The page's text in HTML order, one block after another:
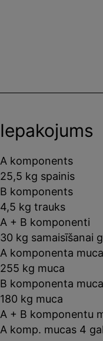
Iepakojums
A komponents
25,5 kg spainis
B komponents
4,5 kg trauks
A + B komponenti
30 kg samaisīšanai
A komponenta muca
255 kg muca
B komponenta muca
180 kg muca
A + B komponentu
A komp. mucas 4